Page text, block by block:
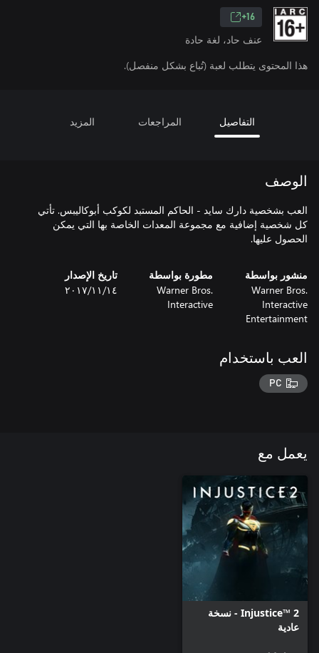
16+
عنف حاد، لغة حادة
هذا المحتوى يتطلب لعبة (تُباع بشكل منفصل).
التفاصيل المراجعات المزيد
الوصف
العب بشخصية دارك سايد - الحاكم المستبد لكوكب أبوكاليبس. تأتي
كل شخصية إضافية مع مجموعة المعدات الخاصة بها التي يمكن
الحصول عليها.
منشور بواسطة
Warner Bros.
Interactive
Entertainment
مطورة بواسطة
Warner Bros.
Interactive
تاريخ الإصدار
١٤‏/١١‏/٢٠١٧
العب باستخدام
PC
يعمل مع
Injustice™ 2 - نسخة
عادية